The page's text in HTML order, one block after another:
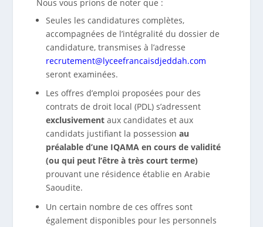
Nous vous prions de noter que :
Seules les candidatures complètes,
accompagnées de l’intégralité du dossier de
candidature, transmises à l’adresse
recrutement@lyceefrancaisdjeddah.com
seront examinées.
Les offres d’emploi proposées pour des
contrats de droit local (PDL) s’adressent
exclusivement aux candidates et aux
candidats justifiant la possessionau
préalable d’une IQAMA en cours de validité
(ou qui peut l’être à très court terme)
prouvant une résidence établie en Arabie
Saoudite.
Un certain nombre de ces offres sont
également disponibles pour les personnels